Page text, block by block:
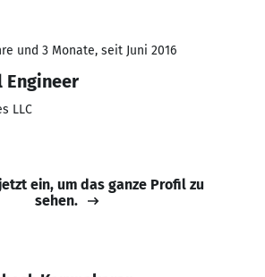
und 3 Monate, seit Juni 2016
Engineer
LLC
ein, um das ganze Profil zu
sehen.